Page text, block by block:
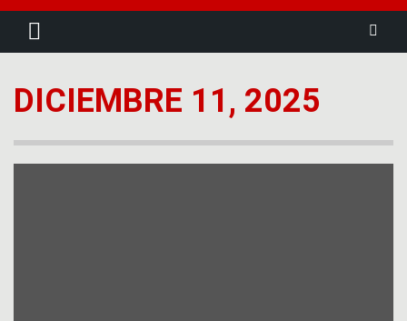
DICIEMBRE 11, 2025